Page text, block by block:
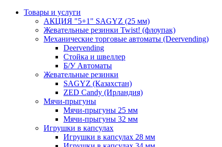
Товары и услуги
АКЦИЯ "5+1" SAGYZ (25 мм)
Жевательные резинки Twist! (флоупак)
Механические торговые автоматы (Deervending)
Deervending
Стойка и швеллер
Б/У Автоматы
Жевательные резинки
SAGYZ (Казахстан)
ZED Candy (Ирландия)
Мячи-прыгуны
Мячи-прыгуны 25 мм
Мячи-прыгуны 32 мм
Игрушки в капсулах
Игрушки в капсулах 28 мм